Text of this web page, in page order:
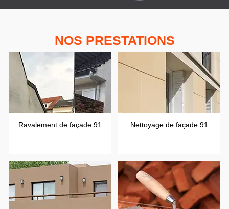
NOS PRESTATIONS
Ravalement de façade 91 Nettoyage de façade 91